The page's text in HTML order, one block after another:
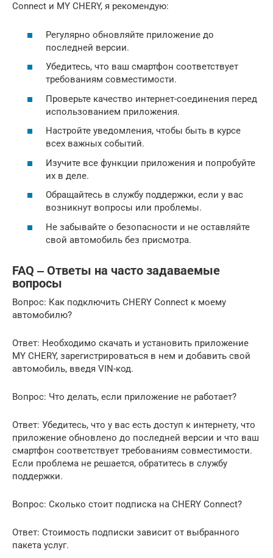
Connect и MY CHERY, я рекомендую:
Регулярно обновляйте приложение до
последней версии.
Убедитесь, что ваш смартфон соответствует
требованиям совместимости.
Проверьте качество интернет-соединения перед
использованием приложения.
Настройте уведомления, чтобы быть в курсе
всех важных событий.
Изучите все функции приложения и попробуйте
их в деле.
Обращайтесь в службу поддержки, если у вас
возникнут вопросы или проблемы.
Не забывайте о безопасности и не оставляйте
свой автомобиль без присмотра.
FAQ ‒ Ответы на часто задаваемые
вопросы
Вопрос: Как подключить CHERY Connect к моему
автомобилю?
Ответ: Необходимо скачать и установить приложение
MY CHERY, зарегистрироваться в нем и добавить свой
автомобиль, введя VIN-код.
Вопрос: Что делать, если приложение не работает?
Ответ: Убедитесь, что у вас есть доступ к интернету, что
приложение обновлено до последней версии и что ваш
смартфон соответствует требованиям совместимости.
Если проблема не решается, обратитесь в службу
поддержки.
Вопрос: Сколько стоит подписка на CHERY Connect?
Ответ: Стоимость подписки зависит от выбранного
пакета услуг.